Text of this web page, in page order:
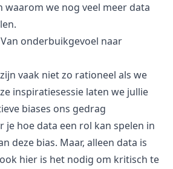
waarom we nog veel meer data
onderbuikgevoel naar
vaak niet zo rationeel als we
inspiratiesessie laten we jullie
biases ons gedrag
je hoe data een rol kan spelen in
deze bias. Maar, alleen data is
hier is het nodig om kritisch te